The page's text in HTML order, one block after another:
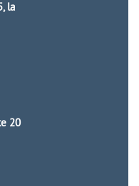
la
20